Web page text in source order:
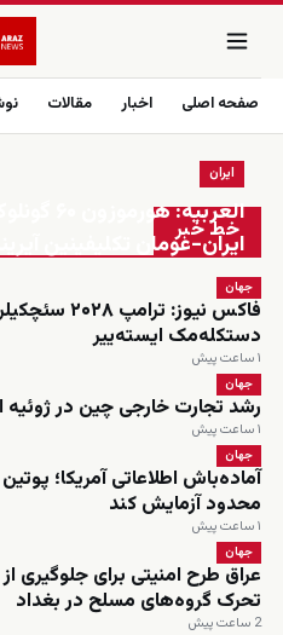
صفحه اصلی اخبار مقالات
زنده
خط خبر
ایران
ایران-عومان تکلیفینین
جهان
فاکس نیوز:
دستکله‌مک ایسته‌ییر
۱ ساعت پیش
جهان
رشد تجارت خارجی چین در ژوئیه
۱ ساعت پیش
جهان
آماده‌باش اطلاعاتی آمریکا؛
محدود آزمایش کند
۱ ساعت پیش
جهان
عراق طرح امنیتی برای جلوگیری
تحرک گروه‌های مسلح در بغداد
2 ساعت پیش